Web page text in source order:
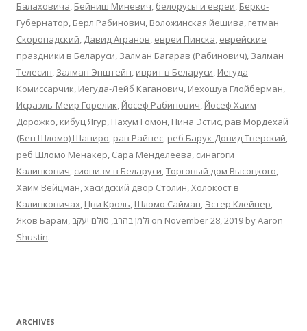
Балаховича, Бейниш Миневич, белорусы и евреи, Берко-
Губернатор, Берл Рабинович, Воложинская йешива, гетман
Скоропадский, Давид Агранов, евреи Пинска, еврейские
праздники в Беларуси, Залман Багарав (Рабинович), Залман
Телесин, Залман Эпштейн, иврит в Беларуси, Иегуда
Комиссарчик, Иегуда-Лейб Каганович, Иехошуа Глойберман,
Исраэль-Меир Горелик, Йосеф Рабинович, Йосеф Хаим
Дорожко, кибуц Ягур, Нахум Гомон, Нина Эстис, рав Мордехай
(Бен Шломо) Шапиро, рав Райнес, реб Барух-Довид Тверский,
реб Шломо Менакер, Сара Менделеева, синагоги
Калинкович, сионизм в Беларуси,Торговый дом Высоцкого,
Хаим Вейцман,хасидский двор Столин,Холокост в
Калинковичах, Цви Кроль, Шломо Сайман, Эстер Клейнер,
Яков Барам, זלמן בהרב, סולם יעקב on November 28, 2019 byAaron
Shustin.
ARCHIVES